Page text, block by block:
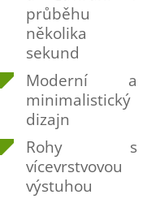
průběhu
několika
sekund
Moderní a
minimalistický
dizajn
Rohy s
vícevrstvovou
výstuhou